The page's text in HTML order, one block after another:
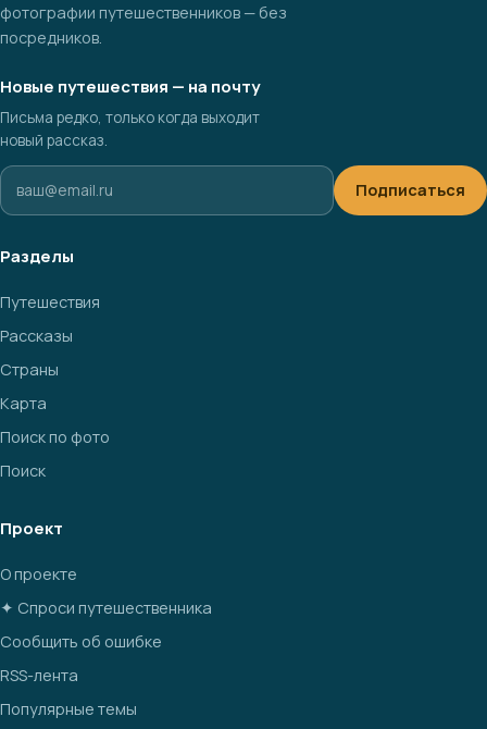
фотографии путешественников — без
посредников.
Новые путешествия — на почту
Письма редко, только когда выходит
новый рассказ.
Подписаться
Разделы
Путешествия
Рассказы
Страны
Карта
Поиск по фото
Поиск
Проект
О проекте
✦ Спроси путешественника
Сообщить об ошибке
RSS-лента
Популярные темы